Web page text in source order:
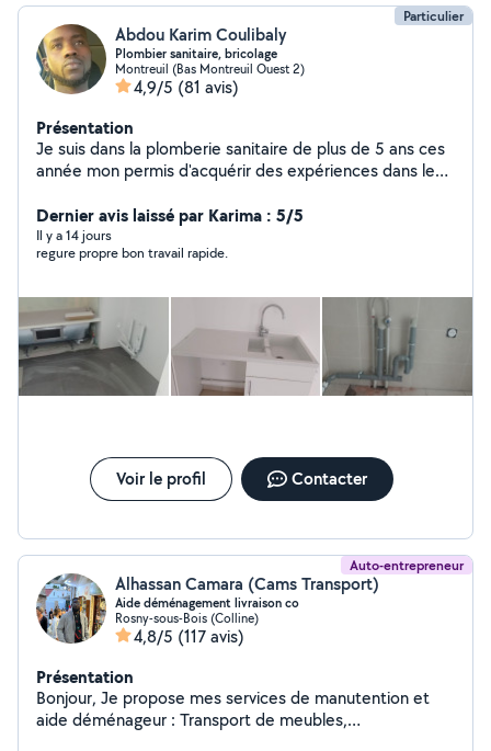
Particulier
Abdou Karim Coulibaly
Plombier sanitaire, bricolage
Montreuil (Bas Montreuil Ouest 2)
4,9/5 (81 avis)
Présentation
Je suis dans la plomberie sanitaire de plus de 5 ans ces
année mon permis d'acquérir des expériences dans le
prestations
Dernier avis laissé par Karima : 5/5
Il y a 14 jours
regure propre bon travail rapide.
Voir le profil Contacter
Auto-entrepreneur
Alhassan Camara (Cams Transport)
Aide déménagement livraison co
Rosny-sous-Bois (Colline)
4,8/5 (117 avis)
Présentation
Bonjour, Je propose mes services de manutention et
aide déménageur : Transport de meubles,